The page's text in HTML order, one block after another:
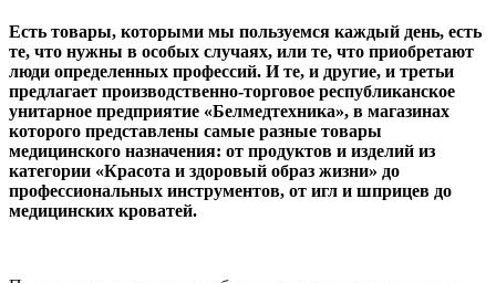
Есть товары, которыми мы пользуемся каждый день, есть
те, что нужны в особых случаях, или те, что приобретают
люди определенных профессий. И те, и другие, и третьи
предлагает производственно-торговое республиканское
унитарное предприятие «Белмедтехника», в магазинах
которого представлены самые разные товары
медицинского назначения: от продуктов и изделий из
категории «Красота и здоровый образ жизни» до
профессиональных инструментов, от игл и шприцев до
медицинских кроватей.